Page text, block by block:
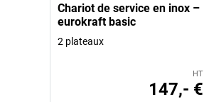
Chariot de service en inox –
eurokraft basic
2 plateaux
HT
147,- €